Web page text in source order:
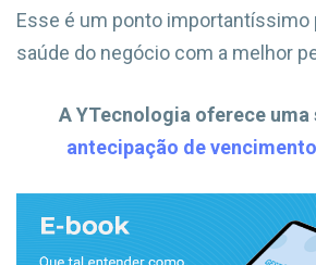
Esse é um ponto importantíssimo
saúde do negócio com a melhor
A YTecnologia oferece uma
antecipação de